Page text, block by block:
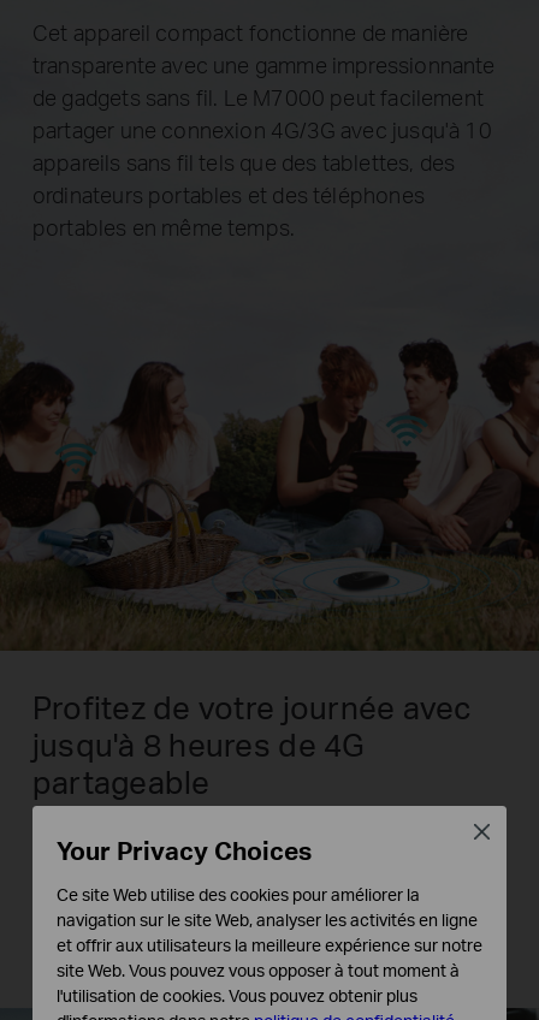
Cet appareil compact fonctionne de manière
transparente avec une gamme impressionnante
de gadgets sans fil. Le M7000 peut facilement
partager une connexion 4G/3G avec jusqu'à 10
appareils sans fil tels que des tablettes, des
ordinateurs portables et des téléphones
portables en même temps.
Profitez de votre journée avec
jusqu'à 8 heures de 4G
partageable
Avec sa puissante batterie de 2000 mAh, le
M7000 peut fournir jusqu'à 8 heures de
connectivité sans fil, ce qui en fait le
compagnon idéal pour les voyages, les voyages
d'affaires, les activités de plein air, etc.
Your Privacy Choices
Ce site Web utilise des cookies pour améliorer la
navigation sur le site Web, analyser les activités en ligne
et offrir aux utilisateurs la meilleure expérience sur notre
site Web. Vous pouvez vous opposer à tout moment à
l'utilisation de cookies. Vous pouvez obtenir plus
Close